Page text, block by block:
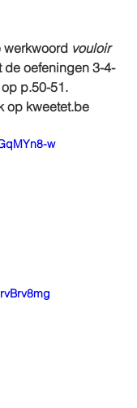
werkwoord vouloir
de oefeningen 3-4-
p.50-51.
op kweetet.be
w